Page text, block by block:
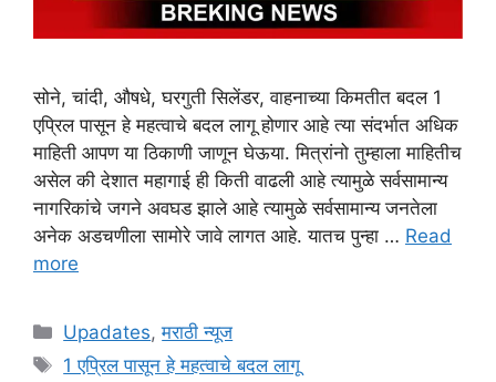
सोने, चांदी, औषधे, घरगुती सिलेंडर, वाहनाच्या किमतीत बदल 1
एप्रिल पासून हे महत्वाचे बदल लागू होणार आहे त्या संदर्भात अधिक
माहिती आपण या ठिकाणी जाणून घेऊया. मित्रांनो तुम्हाला माहितीच
असेल की देशात महागाई ही किती वाढली आहे त्यामुळे सर्वसामान्य
नागरिकांचे जगने अवघड झाले आहे त्यामुळे सर्वसामान्य जनतेला
अनेक अडचणीला सामोरे जावे लागत आहे. यातच पुन्हा … Read
more
Categories
Upadates,मराठी न्यूज
Tags
1 एप्रिल पासून हे महत्वाचे बदल लागू